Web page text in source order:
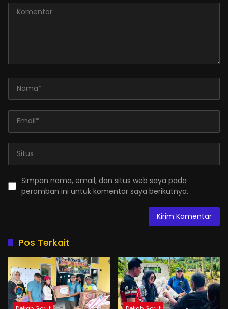
Simpan nama, email, dan situs web saya pada
peramban ini untuk komentar saya berikutnya.
Pos Terkait